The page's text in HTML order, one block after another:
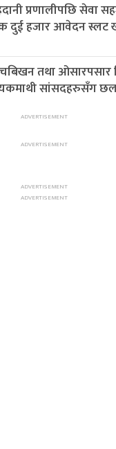
प्रणालीपछि सेवा
दुई हजार आवेदन स्लट
तथा ओसारपसार
सांसदहरुसँग